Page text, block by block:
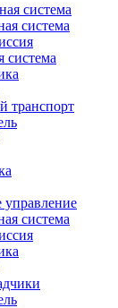
система
система
система
транспорт
управление
система